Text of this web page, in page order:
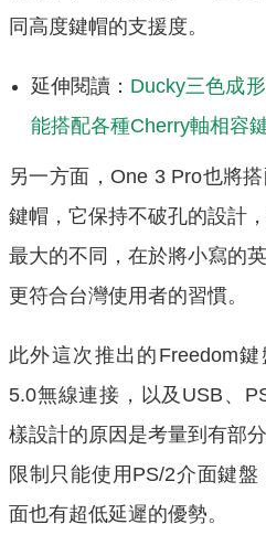
同高度鍵帽的支援度。
延伸閱讀： Ducky三色成
能搭配各種Cherry軸相容
另一方面，One 3 Pro也將
鍵帽，它保持不破孔的設計
最大的不同，在於將小寫的
更符合台灣使用者的習慣。
此外這次推出的Freedom
5.0無線連接，以及USB、
樣設計的原因是考量到有部
限制只能使用PS/2介面鍵
面也有超低延遲的優勢。